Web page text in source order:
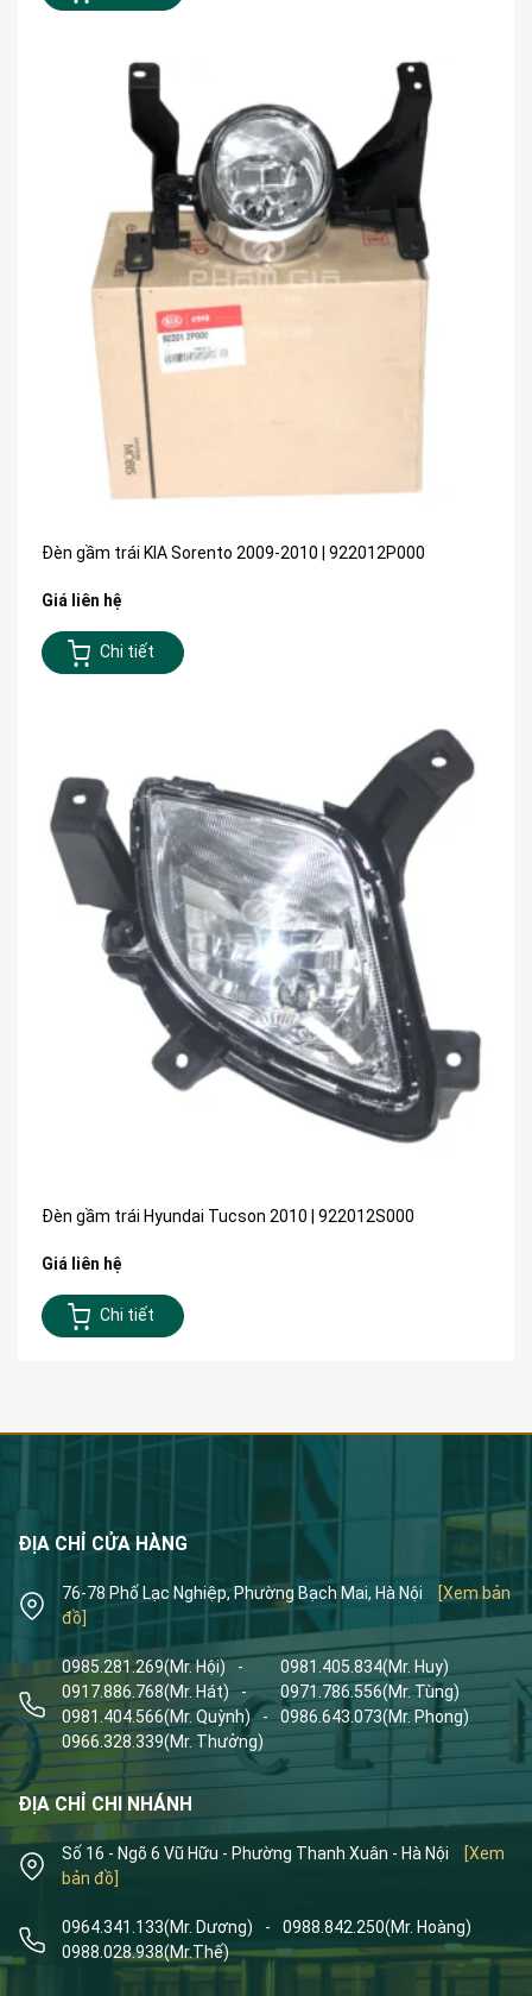
Đèn gầm trái KIA Sorento 2009-2010 | 922012P000
Giá liên hệ
Chi tiết
Đèn gầm trái Hyundai Tucson 2010 | 922012S000
Giá liên hệ
Chi tiết
ĐỊA CHỈ CỬA HÀNG
76-78 Phố Lạc Nghiệp, Phường Bạch Mai, Hà Nội
[Xem bản
đồ]
0985.281.269(Mr. Hội) - 0981.405.834(Mr. Huy)
0917.886.768(Mr. Hát) - 0971.786.556(Mr. Tùng)
0981.404.566(Mr. Quỳnh) - 0986.643.073(Mr. Phong)
0966.328.339(Mr. Thưởng)
ĐỊA CHỈ CHI NHÁNH
Số 16 - Ngõ 6 Vũ Hữu - Phường Thanh Xuân - Hà Nội
[Xem
bản đồ]
0964.341.133(Mr. Dương) - 0988.842.250(Mr. Hoàng)
0988.028.938(Mr.Thế)